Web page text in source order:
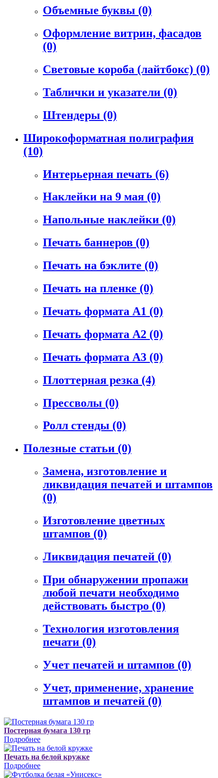
Объемные буквы (0)
Оформление витрин, фасадов
(0)
Световые короба (лайтбокс) (0)
Таблички и указатели (0)
Штендеры (0)
Широкоформатная полиграфия
(10)
Интерьерная печать (6)
Наклейки на 9 мая (0)
Напольные наклейки (0)
Печать баннеров (0)
Печать на бэклите (0)
Печать на пленке (0)
Печать формата А1 (0)
Печать формата А2 (0)
Печать формата А3 (0)
Плоттерная резка (4)
Прессволы (0)
Ролл стенды (0)
Полезные статьи (0)
Замена, изготовление и
ликвидация печатей и штампов
(0)
Изготовление цветных
штампов (0)
Ликвидация печатей (0)
При обнаружении пропажи
любой печати необходимо
действовать быстро (0)
Технология изготовления
печати (0)
Учет печатей и штампов (0)
Учет, применение, хранение
штампов и печатей (0)
Постерная бумага 130 гр
Подробнее
Печать на белой кружке
Подробнее